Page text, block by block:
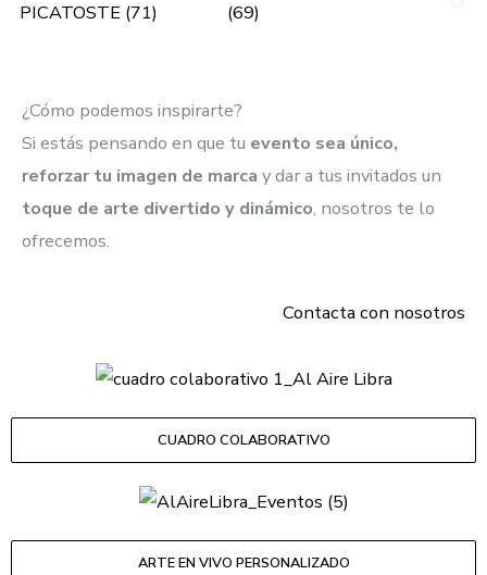
¿Cómo podemos inspirarte?
Si estás pensando en que tu evento sea único,
reforzar tu imagen de marca y dar a tus invitados un
toque de arte divertido y dinámico, nosotros te lo
ofrecemos.
Contacta con nosotros
CUADRO COLABORATIVO
ARTE EN VIVO PERSONALIZADO